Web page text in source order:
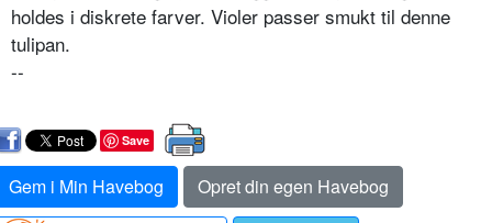
holdes i diskre­te farver. Violer passer smukt til denne
tulipan.
--
Save
Gem i Min Havebog
Opret din egen Havebog